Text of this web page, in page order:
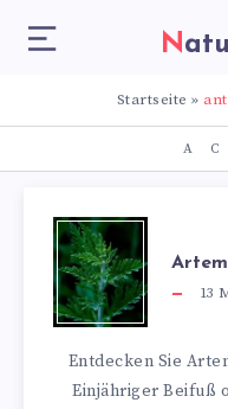
Startseite »
A C
13
Entdecken Sie
Einjähriger Beifuß